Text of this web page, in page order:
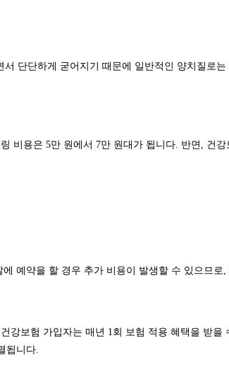
단단하게 굳어지기 때문에 일반적인 양치질로
비용은 5만 원에서 7만 원대가 됩니다. 반면, 건
예약을 할 경우 추가 비용이 발생할 수 있으므로
보험 가입자는 매년 1회 보험 적용 혜택을 받을
됩니다.